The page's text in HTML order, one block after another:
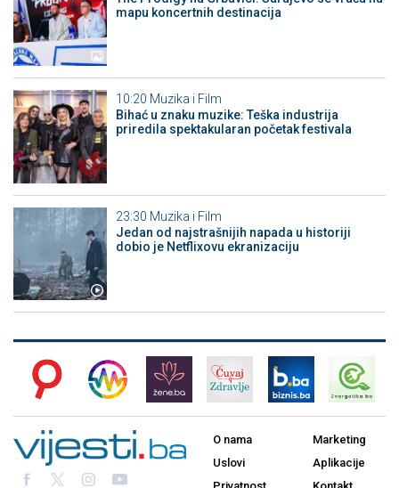
mapu koncertnih destinacija
10:20 Muzika i Film
Bihać u znaku muzike: Teška industrija
priredila spektakularan početak festivala
23:30 Muzika i Film
Jedan od najstrašnijih napada u historiji
dobio je Netflixovu ekranizaciju
O nama
Uslovi
Marketing
Aplikacije